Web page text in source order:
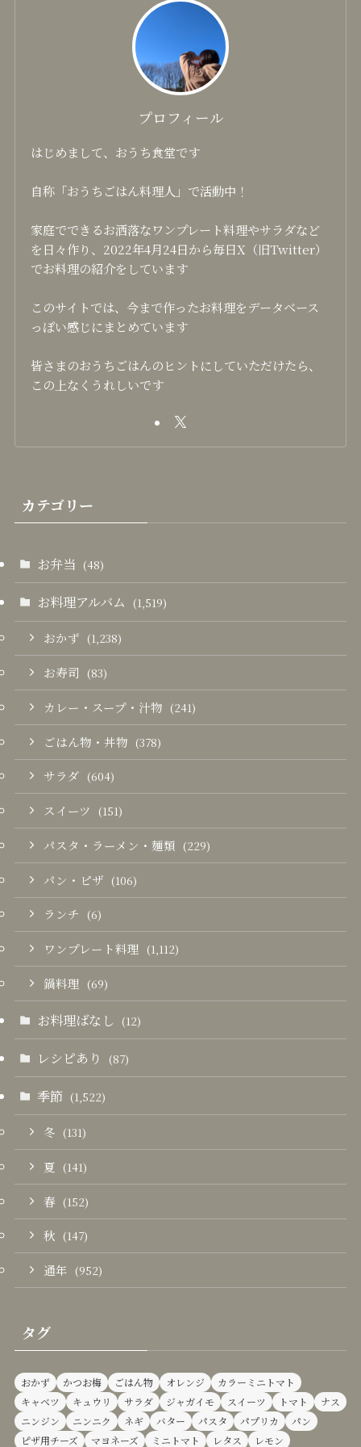
プロフィール
はじめまして、おうち食堂です
自称「おうちごはん料理人」で活動中！
家庭でできるお洒落なワンプレート料理やサラダなど
を日々作り、2022年4月24日から毎日X（旧Twitter）
でお料理の紹介をしています
このサイトでは、今まで作ったお料理をデータベース
っぽい感じにまとめています
皆さまのおうちごはんのヒントにしていただけたら、
この上なくうれしいです
カテゴリー
お弁当 (48)
お料理アルバム (1,519)
おかず (1,238)
お寿司 (83)
カレー・スープ・汁物 (241)
ごはん物・丼物 (378)
サラダ (604)
スイーツ (151)
パスタ・ラーメン・麺類 (229)
パン・ピザ (106)
ランチ (6)
ワンプレート料理 (1,112)
鍋料理 (69)
お料理ばなし (12)
レシピあり (87)
季節 (1,522)
冬 (131)
夏 (141)
春 (152)
秋 (147)
通年 (952)
タグ
おかず かつお梅 ごはん物 オレンジ
カラーミニトマト
キャベツ
キュウリ サラダ ジャガイモ スイーツ トマト
ナス
ニンジン
ニンニク ネギ バター パスタ パプリカ
パン
ピザ用チーズ
マヨネーズ ミニトマト レタス レモン